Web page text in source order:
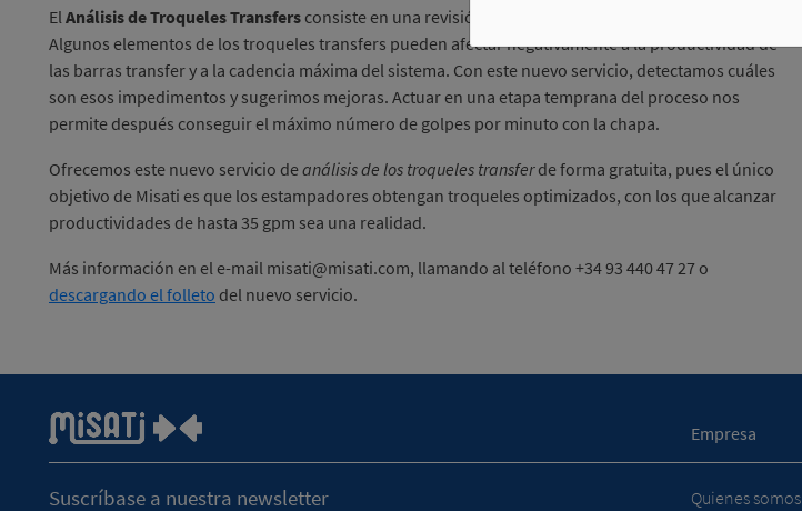
ElAnálisis de Troqueles Transfers consiste en una revisión exhaustiva de los troqueles transfer.
Algunos elementos de los troqueles transfers pueden afectar negativamente a la productividad de
las barras transfer y a la cadencia máxima del sistema. Con este nuevo servicio, detectamos cuáles
son esos impedimentos y sugerimos mejoras. Actuar en una etapa temprana del proceso nos
permite después conseguir el máximo número de golpes por minuto con la chapa.
Ofrecemos este nuevo servicio deanálisis de los troqueles transferde forma gratuita, pues el único
objetivo de Misati es que los estampadores obtengan troqueles optimizados, con los que alcanzar
productividades de hasta 35 gpm sea una realidad.
Más información en el e-mail misati@misati.com, llamando al teléfono +34 93 440 47 27 o
descargando el folleto del nuevo servicio.
Empresa
Suscríbase a nuestra newsletter Quienes somos